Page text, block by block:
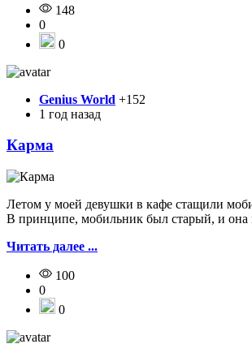
148
0
0
Genius World +152
1 год назад
Карма
Летом у моей девушки в кафе стащили
В принципе, мобильник был старый, и она
Читать далее ...
100
0
0